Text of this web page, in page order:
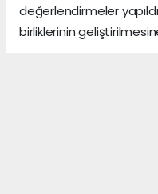
değerlendirmeler
birliklerinin